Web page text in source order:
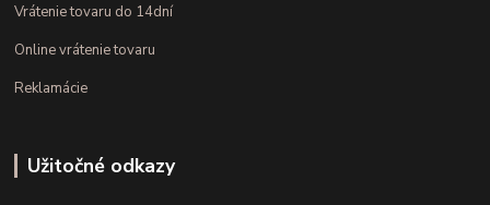
Vrátenie tovaru do 14dní
Online vrátenie tovaru
Reklamácie
Užitočné odkazy